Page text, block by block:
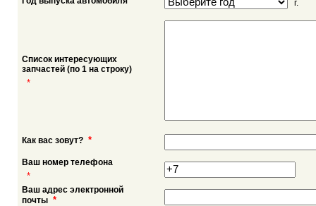
г.
Список интересующих
запчастей (по 1 на строку)
*
Как вас зовут? *
Ваш номер телефона
*
Ваш адрес электронной
почты *